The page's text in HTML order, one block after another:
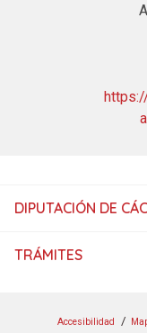
DIPUTACIÓN DE
TRÁMITES
Accesibilidad